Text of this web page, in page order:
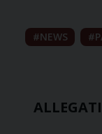
NEWS
ALLEGATI